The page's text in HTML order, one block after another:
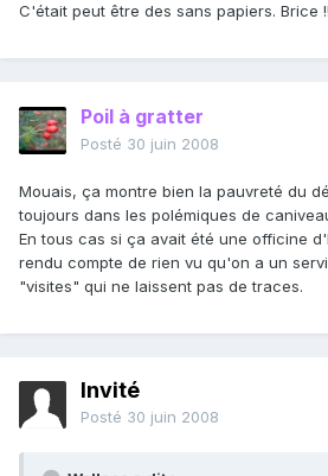
C'était peut être des sans papiers. Brice !!
Poil à gratter
Posté 30 juin 2008
Mouais, ça montre bien la pauvreté du
toujours dans les polémiques de
En tous cas si ça avait été une officine
rendu compte de rien vu qu'on a un
"visites" qui ne laissent pas de traces.
Invité
Posté 30 juin 2008